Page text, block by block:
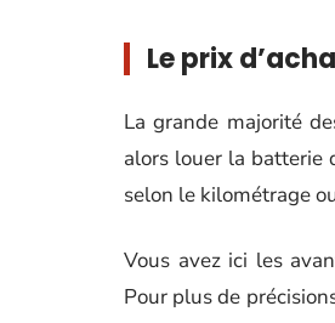
Le prix
La grande majorité
alors louer la batterie
selon le kilométrage
Vous avez ici les
Pour plus de